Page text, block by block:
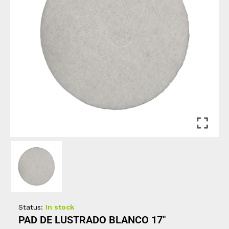
Status: In stock
PAD DE LUSTRADO BLANCO 17″